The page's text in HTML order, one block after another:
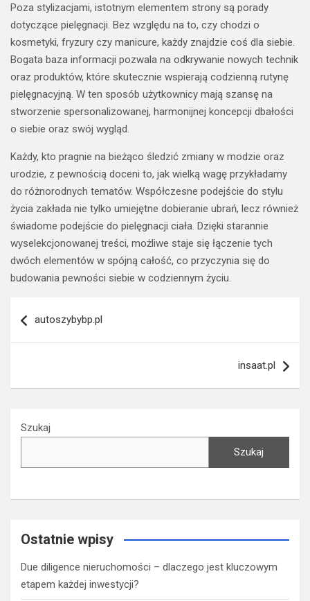
Poza stylizacjami, istotnym elementem strony są porady
dotyczące pielęgnacji. Bez względu na to, czy chodzi o
kosmetyki, fryzury czy manicure, każdy znajdzie coś dla siebie.
Bogata baza informacji pozwala na odkrywanie nowych technik
oraz produktów, które skutecznie wspierają codzienną rutynę
pielęgnacyjną. W ten sposób użytkownicy mają szansę na
stworzenie spersonalizowanej, harmonijnej koncepcji dbałości
o siebie oraz swój wygląd.
Każdy, kto pragnie na bieżąco śledzić zmiany w modzie oraz
urodzie, z pewnością doceni to, jak wielką wagę przykładamy
do różnorodnych tematów. Współczesne podejście do stylu
życia zakłada nie tylko umiejętne dobieranie ubrań, lecz również
świadome podejście do pielęgnacji ciała. Dzięki starannie
wyselekcjonowanej treści, możliwe staje się łączenie tych
dwóch elementów w spójną całość, co przyczynia się do
budowania pewności siebie w codziennym życiu.
wpisu
autoszybybp.pl
insaat.pl
Szukaj
Szukaj
Ostatnie wpisy
Due diligence nieruchomości – dlaczego jest kluczowym
etapem każdej inwestycji?